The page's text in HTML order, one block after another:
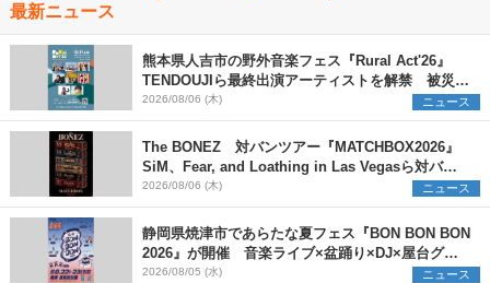
最新ニュース
熊本県人吉市の野外音楽フェス『Rural Act'26』
TENDOUJIら最終出演アーティストを解禁 被災地
支援プロジェクトの始動も発表
2026/08/06 (木) ニュース
The BONEZ 対バンツアー『MATCHBOX2026』
SiM、Fear, and Loathing in Las Vegasら対バン
アーティストを一斉解禁
2026/08/06 (木) ニュース
静岡県焼津市であらたな夏フェス『BON BON BON
2026』が開催 音楽ライブ×盆踊り×DJ×屋台グル
メ×ランタンナイトで彩る2日間
2026/08/05 (水) ニュース